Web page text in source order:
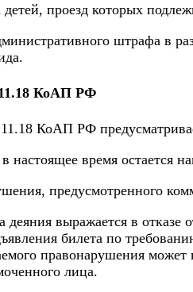
детей, проезд которых
штрафа в
КоАП РФ
КоАП РФ
настоящее время остается
предусмотренного
деяния выражается в отказе
билета по
правонарушения
лица.